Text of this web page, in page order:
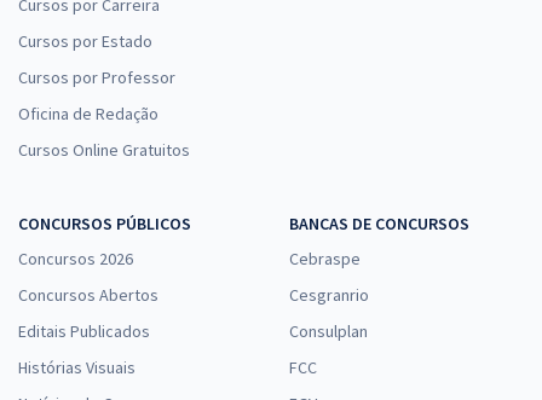
Cursos por Carreira
Cursos por Estado
Cursos por Professor
Oficina de Redação
Cursos Online Gratuitos
CONCURSOS PÚBLICOS
Concursos 2026
Concursos Abertos
Editais Publicados
Histórias Visuais
BANCAS DE CONCURSOS
Cebraspe
Cesgranrio
Consulplan
FCC